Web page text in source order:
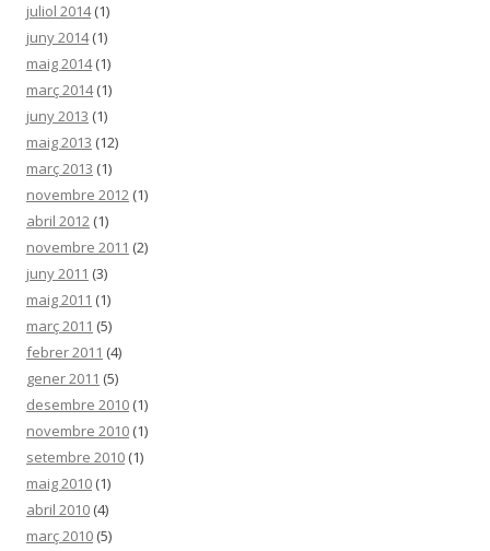
juliol 2014(1)
juny 2014(1)
maig 2014(1)
març 2014(1)
juny 2013 (1)
maig 2013 (12)
març 2013 (1)
novembre 2012 (1)
abril 2012 (1)
novembre 2011 (2)
juny 2011 (3)
maig 2011 (1)
març 2011 (5)
febrer 2011 (4)
gener 2011 (5)
desembre 2010 (1)
novembre 2010 (1)
setembre 2010 (1)
maig 2010 (1)
abril 2010 (4)
març 2010 (5)